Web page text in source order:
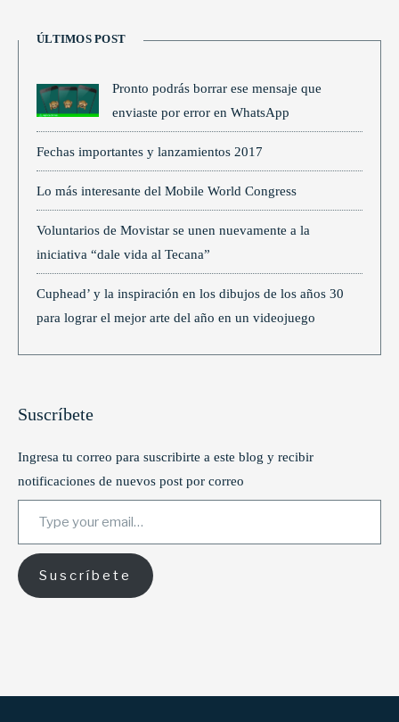
ÚLTIMOS POST
Pronto podrás borrar ese mensaje que
enviaste por error en WhatsApp
Fechas importantes y lanzamientos 2017
Lo más interesante del Mobile World Congress
Voluntarios de Movistar se unen nuevamente a la
iniciativa “dale vida al Tecana”
Cuphead’ y la inspiración en los dibujos de los años 30
para lograr el mejor arte del año en un videojuego
Suscríbete
Ingresa tu correo para suscribirte a este blog y recibir
notificaciones de nuevos post por correo
Type your email…
Suscríbete